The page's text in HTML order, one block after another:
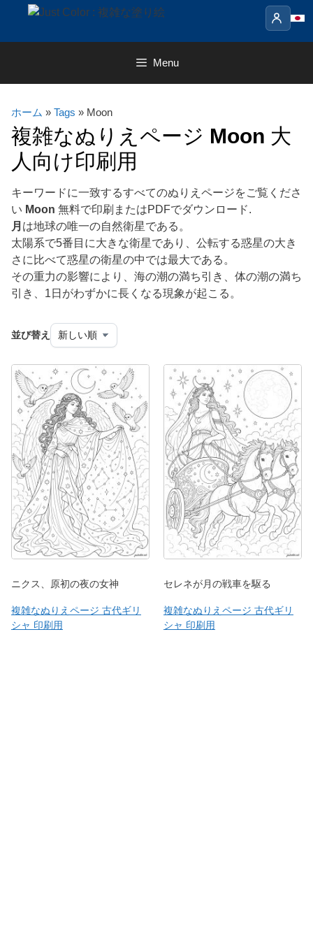
content
Menu
ホーム » Tags » Moon
複雑なぬりえページ Moon 大
人向け印刷用
キーワードに一致するすべてのぬりえページをご覧くださ
い Moon 無料で印刷またはPDFでダウンロード.
月 は地球の唯一の自然衛星である。
太陽系で5番目に大きな衛星であり、公転する惑星の大き
さに比べて惑星の衛星の中では最大である。
その重力の影響により、海の潮の満ち引き、体の潮の満ち
引き、1日がわずかに長くなる現象が起こる。
並び替え
ニクス、原初の夜の女神
複雑なぬりえページ 古代ギリ
シャ 印刷用
セレネが月の戦車を駆る
複雑なぬりえページ 古代ギリ
シャ 印刷用